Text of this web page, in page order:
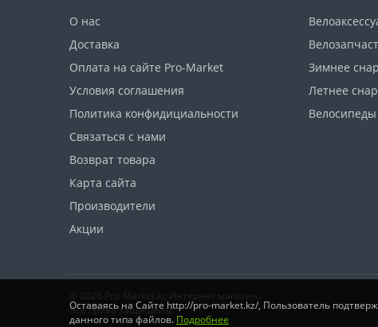
О нас
Доставка
Оплата на сайте Pro-Market
Условия соглашения
Политика конфидициальности
Связаться с нами
Возврат товара
Карта сайта
Производители
Акции
Зимнее
Летнее
Велосипеды
© 2026 Pro-Market.kz Интернет магазин.
Все права защищены.
Оставаясь на Сайте http://pro-market.kz/, Пользователь
данного типа файлов. Подробнее